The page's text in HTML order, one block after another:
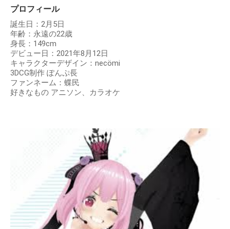
プロフィール
誕生日：2月5日
年齢：永遠の22歳
身長：149cm
デビュー日：2021年8月12日
キャラクターデザイン：necömi
3DCG制作 ぽんぷ長
ファンネーム：蝶民
好きなもの アニソン、カラオケ